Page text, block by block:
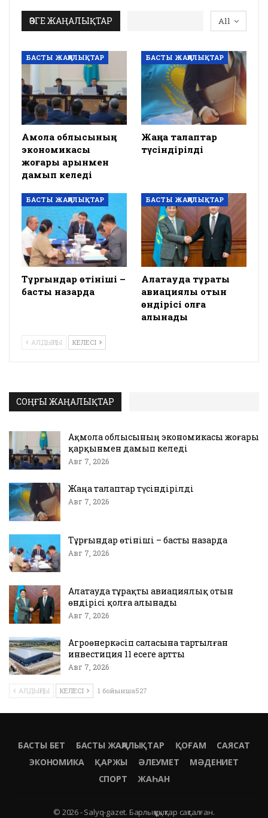
All
ӨЗГЕ ЖАҢАЛЫҚТАР
БАСТЫ ЖАҢАЛЫҚТАР
Ақмола облысының
экономикасы
жоғары қарқынмен
дамып келеді
БАСТЫ ЖАҢАЛЫҚТАР
Жаңа талаптар
түсіндірілді
БАСТЫ ЖАҢАЛЫҚТАР
Тұрғындар өтініші –
басты назарда
БАСТЫ ЖАҢАЛЫҚТАР
Алатауда тұрақты
авиациялық отын
өндірісі қолға
алынады
АЛДЫҢҒЫ КЕЛЕСІ
СОҢҒЫ ЖАҢАЛЫҚТАР
Ақмола облысының экономикасы жоғары
қарқынмен дамып келеді
Авг 7, 2026
Жаңа талаптар түсіндірілді
Авг 7, 2026
Тұрғындар өтініші – басты назарда
Авг 7, 2026
Алатауда тұрақты авиациялық отын
өндірісі қолға алынады
Авг 7, 2026
Агроөнеркәсіп саласына тартылған
инвестиция 11 есеге артты
Авг 7, 2026
АЛДЫҢҒЫ КЕЛЕСІ 1 бойынша527
БАСТЫ БЕТ БАСТЫ ЖАҢАЛЫҚТАР ҚОҒАМ
САЯСАТ
ЭКОНОМИКА
ҚАРЖЫ ӘЛЕУМЕТ
МӘДЕНИЕТ
СПОРТ
ЖАҺАН
© 2026 - Salyq-gazet. Барлық құқықтар сақталған.